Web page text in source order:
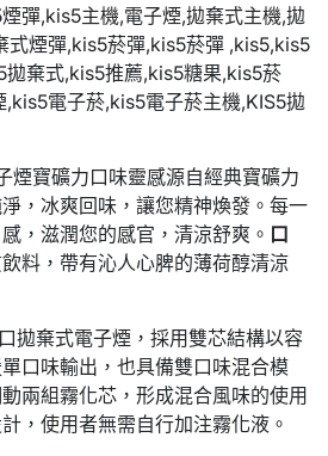
煙寶礦力口味靈感源自經典寶礦力
，冰爽回味，讓您精神煥發。每一
，滋潤您的感官，清涼舒爽。 口
料，帶有沁人心脾的薄荷醇清涼
拋棄式電子煙，採用雙芯結構以容
口味輸出，也具備雙口味混合模
兩組霧化芯，形成混合風味的使用
，使用者無需自行加注霧化液。